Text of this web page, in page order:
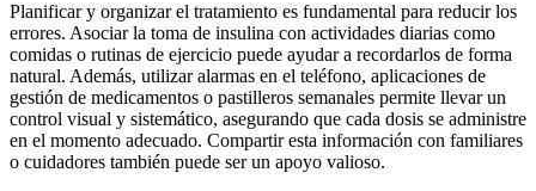
Planificar y organizar el tratamiento es fundamental para reducir los
errores. Asociar la toma de insulina con actividades diarias como
comidas o rutinas de ejercicio puede ayudar a recordarlos de forma
natural. Además, utilizar alarmas en el teléfono, aplicaciones de
gestión de medicamentos o pastilleros semanales permite llevar un
control visual y sistemático, asegurando que cada dosis se administre
en el momento adecuado. Compartir esta información con familiares
o cuidadores también puede ser un apoyo valioso.